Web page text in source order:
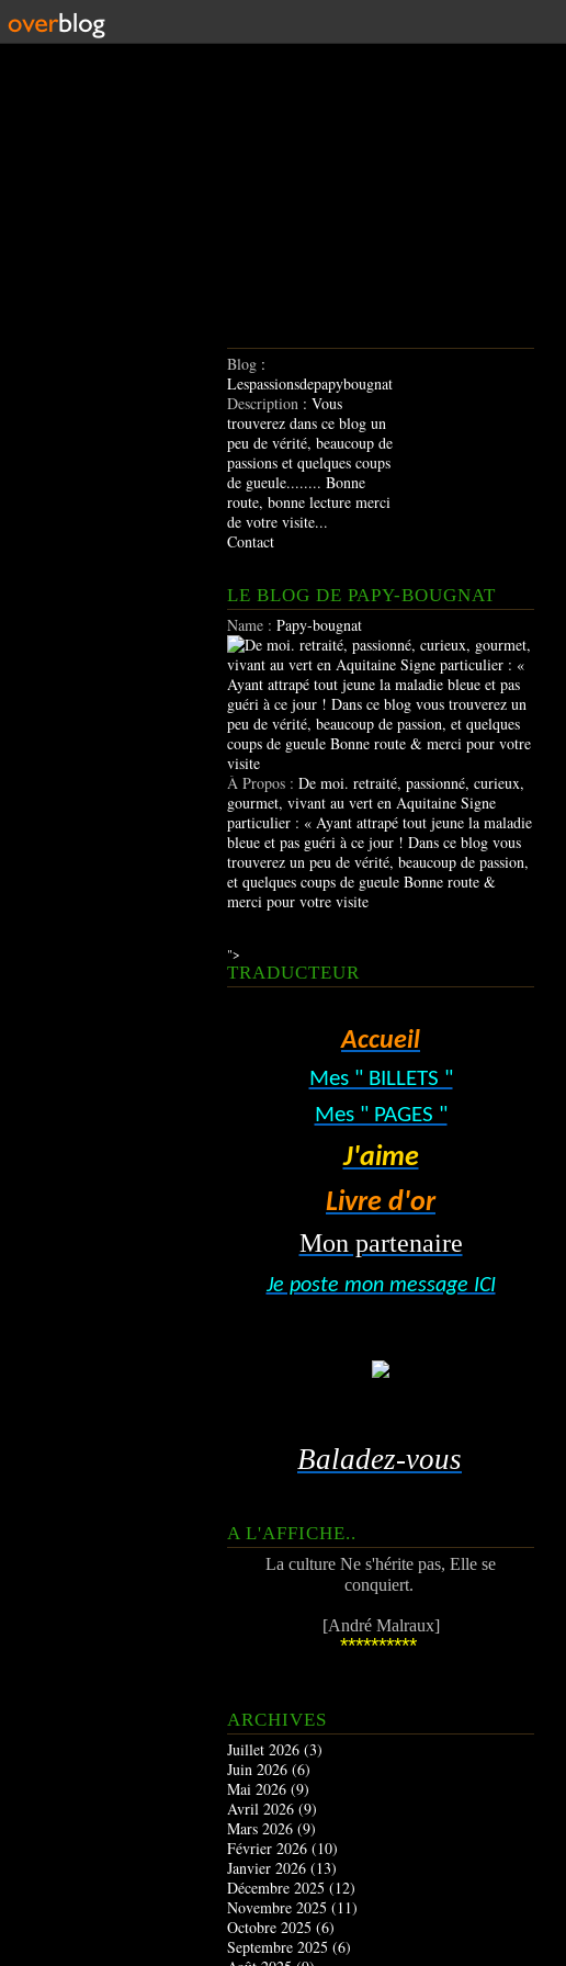
Blog :
Lespassionsdepapybougnat
Description : Vous
trouverez dans ce blog un
peu de vérité, beaucoup de
passions et quelques coups
de gueule........ Bonne
route, bonne lecture merci
de votre visite...
Contact
LE BLOG DE PAPY-BOUGNAT
Name : Papy-bougnat
À Propos : De moi. retraité, passionné, curieux,
gourmet, vivant au vert en Aquitaine Signe
particulier : « Ayant attrapé tout jeune la maladie
bleue et pas guéri à ce jour ! Dans ce blog vous
trouverez un peu de vérité, beaucoup de passion,
et quelques coups de gueule Bonne route &
merci pour votre visite
">
TRADUCTEUR
Accueil
Mes " BILLETS "
Mes " PAGES "
J'aime
Livre d'or
Mon partenaire
Je poste mon message ICI
Baladez-vous
A L'AFFICHE..
La culture Ne s'hérite pas, Elle se
conquiert.
[André Malraux]
**********
ARCHIVES
Juillet 2026 (3)
Juin 2026 (6)
Mai 2026 (9)
Avril 2026 (9)
Mars 2026 (9)
Février 2026 (10)
Janvier 2026 (13)
Décembre 2025 (12)
Novembre 2025 (11)
Octobre 2025 (6)
Septembre 2025 (6)